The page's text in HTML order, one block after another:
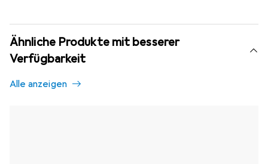
Ähnliche Produkte mit besserer
Verfügbarkeit
Alle anzeigen